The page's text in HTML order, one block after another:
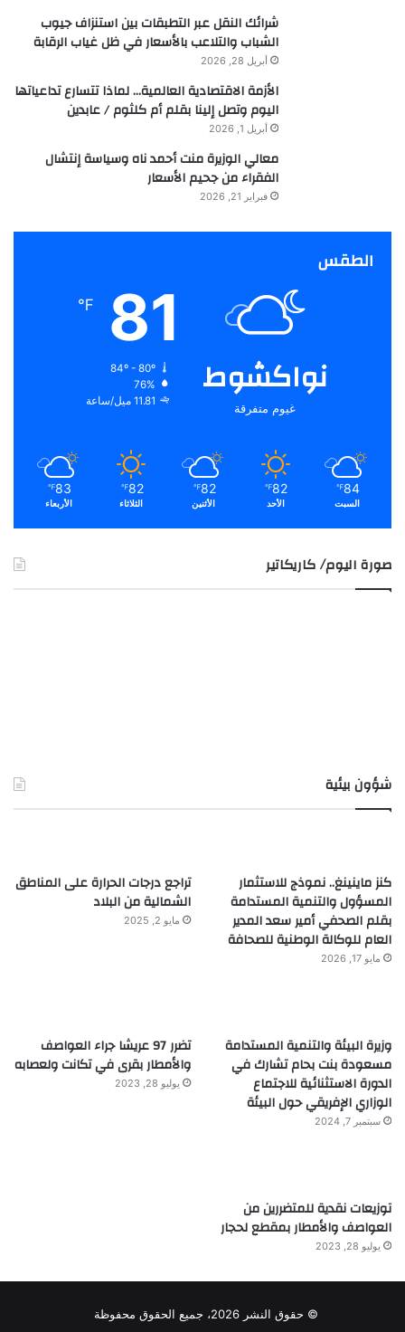
شرائك النقل عبر التطبقات بين استنزاف جيوب
الشباب والتلاعب بالأسعار في ظل غياب الرقابة
أبريل 28, 2026
الأزمة الاقتصادية العالمية… لماذا تتسارع تداعياتها
اليوم وتصل إلينا بقلم أم كلثوم / عابدين
أبريل 1, 2026
معالي الوزيرة منت أحمد ناه وسياسة إنتشال
الفقراء من جحيم الأسعار
فبراير 21, 2026
الطقس
نواكشوط
غيوم متفرقة
81
℉
84º - 80º
76%
11.81 ميل/ساعة
84
℉
السبت
82
℉
الأحد
82
℉
الأثنين
82
℉
الثلاثاء
83
℉
الأربعاء
صورة اليوم/ كاريكاتير
شؤون بيئية
كنز ماينينغ.. نموذج للاستثمار
المسؤول والتنمية المستدامة
بقلم الصحفي أمير سعد المدير
العام للوكالة الوطنية للصحافة
مايو 17, 2026
تراجع درجات الحرارة على المناطق
الشمالية من البلاد
مايو 2, 2025
وزيرة البيئة والتنمية المستدامة
مسعودة بنت بحام تشارك في
الدورة الاستثنائية للاجتماع
الوزاري الإفريقي حول البيئة
سبتمبر 7, 2024
تضرر 97 عريشا جراء العواصف
والأمطار بقرى في تكانت ولعصابه
يوليو 28, 2023
توزيعات نقدية للمتضررين من
العواصف والأمطار بمقطع لحجار
يوليو 28, 2023
© حقوق النشر 2026، جميع الحقوق محفوظة